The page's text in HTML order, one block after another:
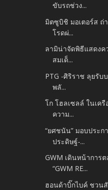
ขับรถช่วง...
มิตซูบิชิ มอเตอร์ส ถ่
โรดผ่...
ลามิน่าจัดพิธีแสดงค
สมเด็...
PTG -ศิริราช ลุยรับ
พลั...
โก โฮลเซลล์ ในเค
ความ...
“ยศชนัน” มอบประก
ประดิษฐ์-...
GWM เดินหน้าการ
“GWM RE...
ฮอนด้าบิ๊กไบค์ ชวน